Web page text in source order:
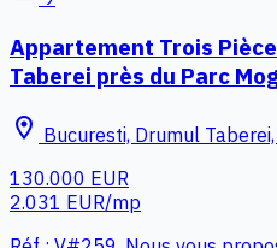
Appartement Trois
Taberei près du Parc
location_on Bucuresti, Drumul
130.000 EUR
2.031 EUR/mp